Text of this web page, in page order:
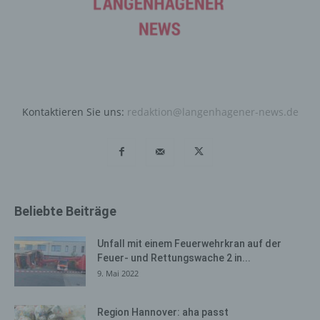
Kontaktieren Sie uns: redaktion@langenhagener-news.de
Beliebte Beiträge
Unfall mit einem Feuerwehrkran auf der
Feuer- und Rettungswache 2 in...
9. Mai 2022
Region Hannover: aha passt
Internetbrowsers verhindern und damit der Setzung von
Cookies dauerhaft widersprechen. Ferner können
bereits gesetzte Cookies jederzeit über einen
Internetbrowser, sind unter Umständen nicht alle
Die Internetseite erfasst mit jedem Aufruf der
automatisiertes System eine Reihe von allgemeinen
Daten und Informationen. Diese allgemeinen Daten und
Informationen werden in den Logfiles des Servers
gespeichert. Erfasst werden können die (1) verwendeten
Browsertypen und Versionen, (2) das vom zugreifenden